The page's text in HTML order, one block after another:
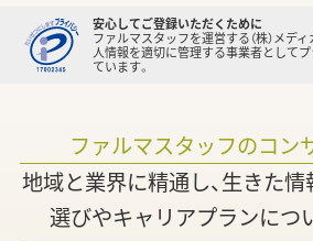
安心してご登録いただくために
ファルマスタッフを運営する（株）メデ
人情報を適切に管理する事業者として
ています。
ファルマスタッフのコン
地域と業界に精通し、生きた
選びやキャリアプランにつ